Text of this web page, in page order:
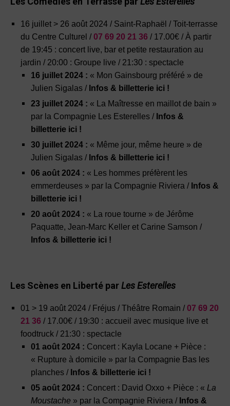
16 juillet > 26 août 2024 / Saint-Raphaël /Toit-terrasse
du Centre Culturel /07 69 20 21 36 / 17.00€ /À partir
de 19:45 : concert live, bar et petite restauration au
jardin / 20:00 : Groupe live / 21:30 : spectacle
16 juillet 2024 : « Mon Gainsbourg préféré » de
Julien Sigalas / Infos & billetterie ici !
23 juillet 2024 : « La Maîtresse en maillot de bain »
par la Compagnie Les Esterelles / Infos &
billetterie ici !
30 juillet 2024 : « Même jour, même heure » de
Julien Sigalas / Infos & billetterie ici !
06 août 2024 : « Les hommes préfèrent les
emmerdeuses » par la Compagnie Riviera / Infos &
billetterie ici !
20 août 2024 : « La roue tourne » de Jérôme
Paquatte, Jean-Marc Keller et Carine Samson /
Infos & billetterie ici !
Les Scènes en Liberté par Les Esterelles
01 > 19 août 2024 / Fréjus / Théâtre Romain /07 69 20
21 36 / 17.00€ / 19:30 : accueil avec musique live et
foodtruck / 21:30 : spectacle
01 août 2024 : Concert : Kayla Locane + Pièce :
« Rupture à domicile » par la Compagnie Bas les
planches / Infos & billetterie ici !
05 août 2024 : Concert : David Oxxo + Pièce : « La
Moustache » par la Compagnie Riviera / Infos &